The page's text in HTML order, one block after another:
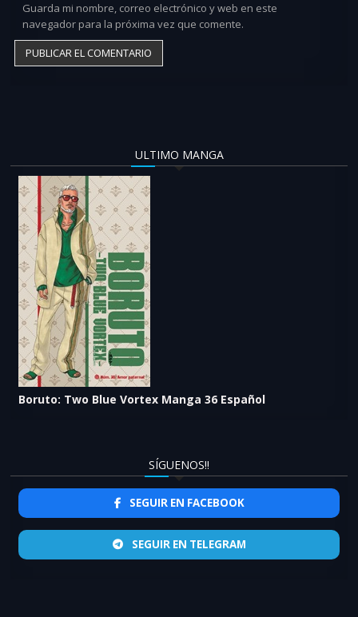
Guarda mi nombre, correo electrónico y web en este
navegador para la próxima vez que comente.
ULTIMO MANGA
Boruto: Two Blue Vortex Manga 36 Español
SÍGUENOS!!
SEGUIR EN FACEBOOK
SEGUIR EN TELEGRAM